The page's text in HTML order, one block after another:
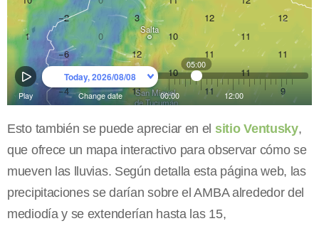
Esto también se puede apreciar en el sitio Ventusky,
que ofrece un mapa interactivo para observar cómo se
mueven las lluvias. Según detalla esta página web, las
precipitaciones se darían sobre el AMBA alrededor del
mediodía y se extenderían hasta las 15,